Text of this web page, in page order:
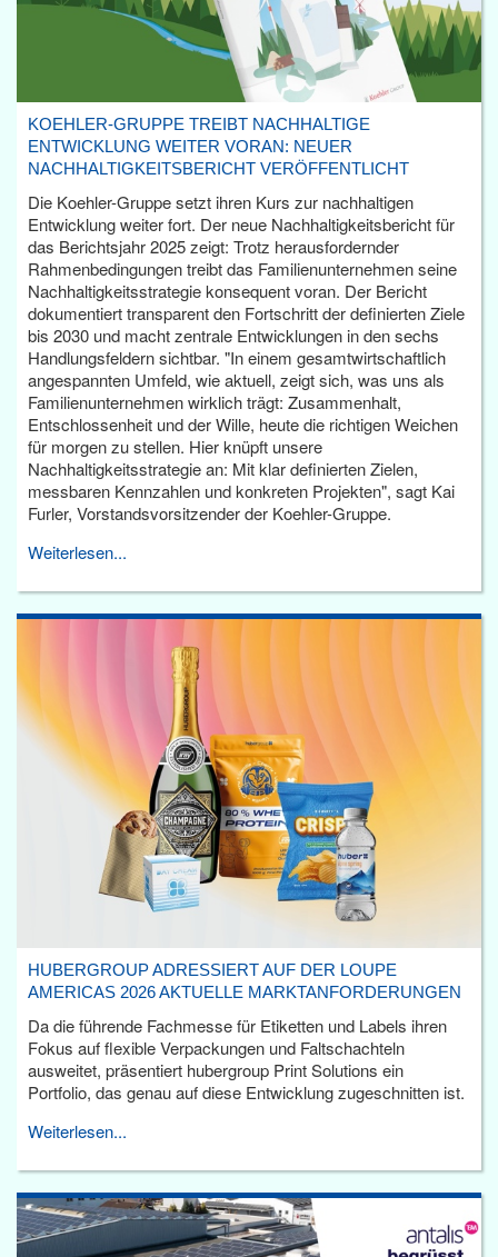
KOEHLER-GRUPPE TREIBT NACHHALTIGE
ENTWICKLUNG WEITER VORAN: NEUER
NACHHALTIGKEITSBERICHT VERÖFFENTLICHT
Die Koehler-Gruppe setzt ihren Kurs zur nachhaltigen
Entwicklung weiter fort. Der neue Nachhaltigkeitsbericht für
das Berichtsjahr 2025 zeigt: Trotz herausfordernder
Rahmenbedingungen treibt das Familienunternehmen seine
Nachhaltigkeitsstrategie konsequent voran. Der Bericht
dokumentiert transparent den Fortschritt der definierten Ziele
bis 2030 und macht zentrale Entwicklungen in den sechs
Handlungsfeldern sichtbar. "In einem gesamtwirtschaftlich
angespannten Umfeld, wie aktuell, zeigt sich, was uns als
Familienunternehmen wirklich trägt: Zusammenhalt,
Entschlossenheit und der Wille, heute die richtigen Weichen
für morgen zu stellen. Hier knüpft unsere
Nachhaltigkeitsstrategie an: Mit klar definierten Zielen,
messbaren Kennzahlen und konkreten Projekten", sagt Kai
Furler, Vorstandsvorsitzender der Koehler-Gruppe.
Weiterlesen...
HUBERGROUP ADRESSIERT AUF DER LOUPE
AMERICAS 2026 AKTUELLE MARKTANFORDERUNGEN
Da die führende Fachmesse für Etiketten und Labels ihren
Fokus auf flexible Verpackungen und Faltschachteln
ausweitet, präsentiert hubergroup Print Solutions ein
Portfolio, das genau auf diese Entwicklung zugeschnitten ist.
Weiterlesen...